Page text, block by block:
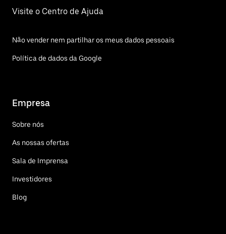
Visite o Centro de Ajuda
Não vender nem partilhar os meus dados pessoais
Política de dados da Google
Empresa
Sobre nós
As nossas ofertas
Sala de Imprensa
Investidores
Blog